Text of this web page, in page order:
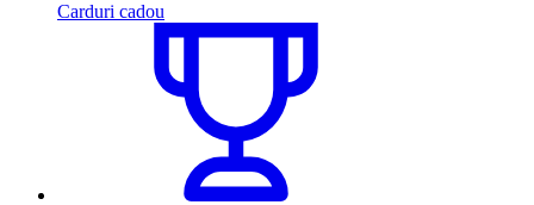
Carduri cadou